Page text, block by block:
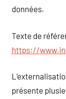
données.
Texte de
https://
présente